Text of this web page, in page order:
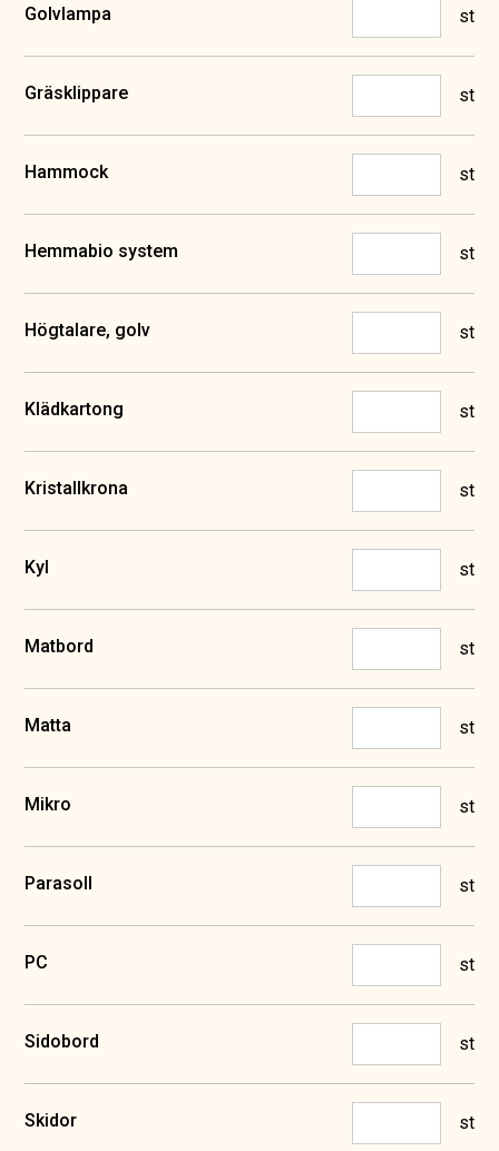
Golvlampa st
Gräsklippare st
Hammock st
Hemmabio system st
Högtalare, golv st
Klädkartong st
Kristallkrona st
Kyl st
Matbord st
Matta st
Mikro st
Parasoll st
PC st
Sidobord st
Skidor st